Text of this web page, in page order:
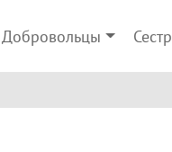
Добровольцы